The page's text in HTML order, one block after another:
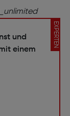
EXPERTEN
und
einem